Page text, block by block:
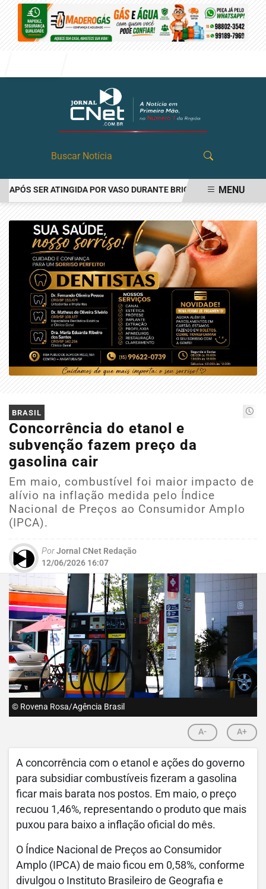
SER ATINGIDA POR VASO DURANTE BRIGA FAMILIAR EMMENU
BRASIL
Concorrência do etanol e
subvenção fazem preço da
gasolina cair
Em maio, combustível foi maior impacto de
alívio na inflação medida pelo Índice
Nacional de Preços ao Consumidor Amplo
(IPCA).
PorJornal CNet Redação
12/06/2026 16:07
© Rovena Rosa/Agência Brasil
A- A+
A concorrência com o etanol e ações do governo
para subsidiar combustíveis fizeram a gasolina
ficar mais barata nos postos. Em maio, o preço
recuou 1,46%, representando o produto que mais
puxou para baixo a inflação oficial do mês.
O Índice Nacional de Preços ao Consumidor
Amplo (IPCA) de maio ficou em 0,58%, conforme
divulgou o Instituto Brasileiro de Geografia e